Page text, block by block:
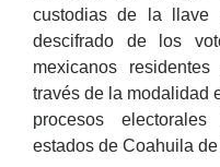
custodias de la llave
descifrado de los
mexicanos
través de la modalidad
procesos
estados de Coahuila